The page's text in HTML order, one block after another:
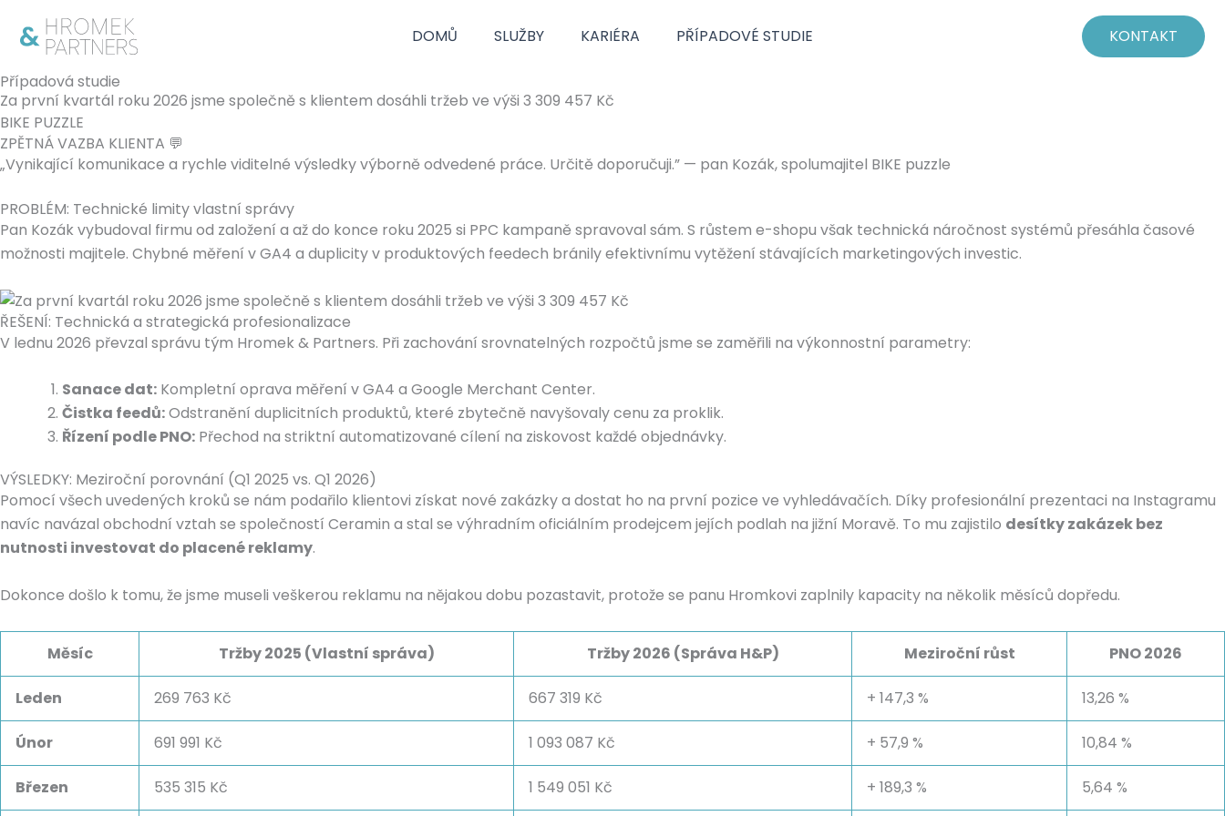
DOMŮ SLUŽBY KARIÉRA PŘÍPADOVÉ STUDIE KONTAKT
Případová studie
Za první kvartál roku 2026 jsme společně s klientem dosáhli tržeb ve výši 3 309 457 Kč
BIKE PUZZLE
ZPĚTNÁ VAZBA KLIENTA 💬
„Vynikající komunikace a rychle viditelné výsledky výborně odvedené práce. Určitě doporučuji.” — pan Kozák, spolumajitel BIKE puzzle
PROBLÉM: Technické limity vlastní správy
Pan Kozák vybudoval firmu od založení a až do konce roku 2025 si PPC kampaně spravoval sám. S růstem e-shopu však technická náročnost systémů přesáhla časové
možnosti majitele. Chybné měření v GA4 a duplicity v produktových feedech bránily efektivnímu vytěžení stávajících marketingových investic.
ŘEŠENÍ: Technická a strategická profesionalizace
V lednu 2026 převzal správu tým Hromek & Partners. Při zachování srovnatelných rozpočtů jsme se zaměřili na výkonnostní parametry:
Sanace dat: Kompletní oprava měření v GA4 a Google Merchant Center.
Čistka feedů:Odstranění duplicitních produktů, které zbytečně navyšovaly cenu za proklik.
Řízení podle PNO: Přechod na striktní automatizované cílení na ziskovost každé objednávky.
VÝSLEDKY: Meziroční porovnání (Q1 2025 vs. Q1 2026)
Pomocí všech uvedených kroků se nám podařilo klientovi získat nové zakázky a dostat ho na první pozice ve vyhledávačích. Díky profesionální prezentaci na Instagramu
navíc navázal obchodní vztah se společností Ceramin a stal se výhradním oficiálním prodejcem jejích podlah na jižní Moravě. To mu zajistilo desítky zakázek bez
nutnosti investovat do placené reklamy.
Dokonce došlo k tomu, že jsme museli veškerou reklamu na nějakou dobu pozastavit, protože se panu Hromkovi zaplnily kapacity na několik měsíců dopředu.
Měsíc Tržby 2025 (Vlastní správa) Tržby 2026 (Správa H&P) Meziroční růst PNO 2026
Leden 269 763 Kč 667 319 Kč + 147,3 % 13,26 %
Únor 691 991 Kč 1 093 087 Kč + 57,9 % 10,84 %
Březen 535 315 Kč 1 549 051 Kč + 189,3 % 5,64 %